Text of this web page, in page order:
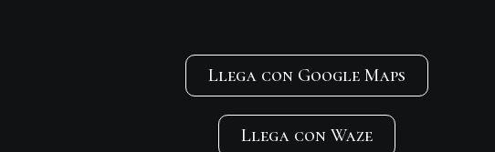
Llega con Google Maps
Llega con Waze